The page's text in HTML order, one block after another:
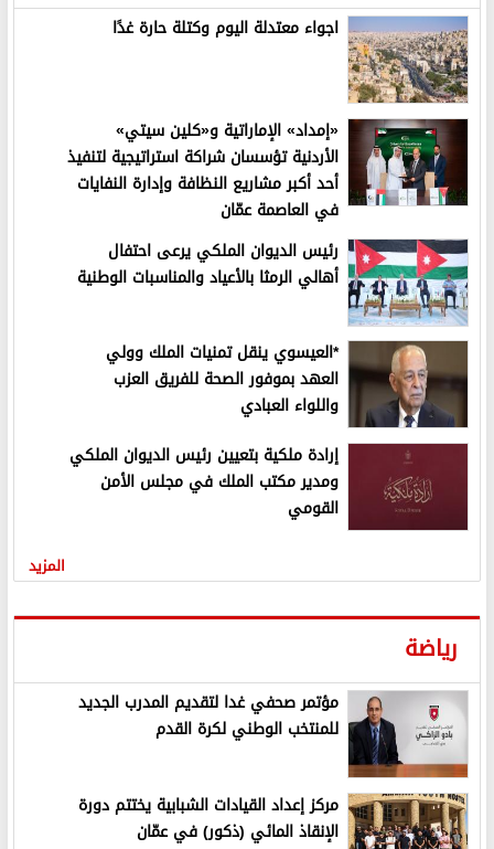
اجواء معتدلة اليوم وكتلة حارة غدًا
«إمداد» الإماراتية و«كلين سيتي»
الأردنية تؤسسان شراكة استراتيجية لتنفيذ
أحد أكبر مشاريع النظافة وإدارة النفايات
في العاصمة عمّان
رئيس الديوان الملكي يرعى احتفال
أهالي الرمثا بالأعياد والمناسبات الوطنية
*العيسوي ينقل تمنيات الملك وولي
العهد بموفور الصحة للفريق العزب
واللواء العبادي
إرادة ملكية بتعيين رئيس الديوان الملكي
ومدير مكتب الملك في مجلس الأمن
القومي
المزيد
رياضة
مؤتمر صحفي غدا لتقديم المدرب الجديد
للمنتخب الوطني لكرة القدم
مركز إعداد القيادات الشبابية يختتم دورة
الإنقاذ المائي (ذكور) في عمّان